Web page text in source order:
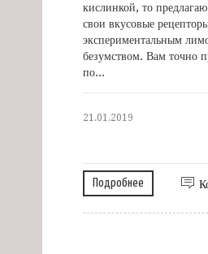
кислинкой, то
свои вкусовые
экспериментальным
безумством. Вам точно
по...
21.01.2019
Подробнее